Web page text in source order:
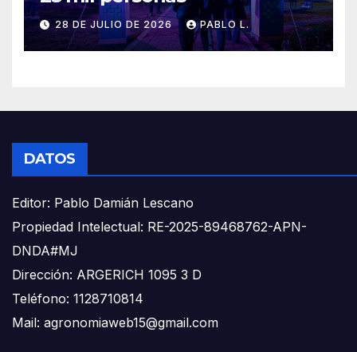
28 DE JULIO DE 2026 PABLO L.
DATOS
Editor: Pablo Damián Lescano
Propiedad Intelectual: RE-2025-89468762-APN-
DNDA#MJ
Dirección: ARGERICH 1095 3 D
Teléfono: 1128710814
Mail: agronomiaweb15@gmail.com